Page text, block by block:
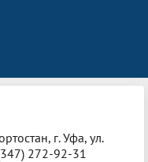
г. Уфа, ул.
272-92-31